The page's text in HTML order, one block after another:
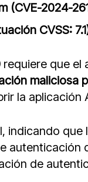
(CVE-2024-
CVSS:
requiere que el
maliciosa
la aplicación
autenticación
de